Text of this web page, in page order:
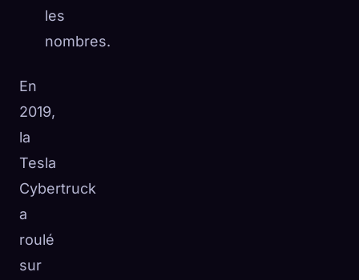
les
nombres.
En
2019,
la
Tesla
Cybertruck
a
roulé
sur